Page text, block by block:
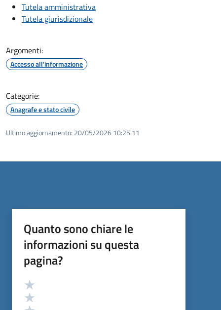
Tutela amministrativa
Tutela giurisdizionale
Argomenti:
Accesso all'informazione
Categorie:
Anagrafe e stato civile
Ultimo aggiornamento: 20/05/2026 10:25.11
Quanto sono chiare le
informazioni su questa
pagina?
Valutazione